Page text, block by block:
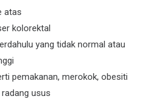
atas
kolorektal
yang tidak normal atau
pemakanan, merokok, obesiti
usus